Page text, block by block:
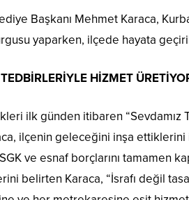
Başkanı Mehmet Karaca,
yaparken, ilçede hayata
HİZMET
ilk günden itibaren
ilçenin geleceğini inşa
ve esnaf borçlarını tamamen
belirten Karaca, “İsrafı değil